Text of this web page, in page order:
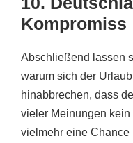
Kompromiss
Abschließend lassen
warum sich der
hinabbrechen, dass
vieler Meinungen
vielmehr eine Chance